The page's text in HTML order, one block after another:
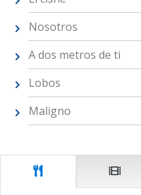
Nosotros
A dos metros de ti
Lobos
Maligno